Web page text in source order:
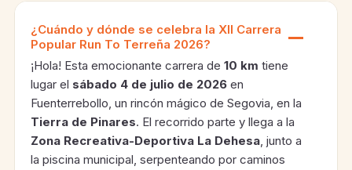
¿Cuándo y dónde se celebra la XII Carrera
Popular Run To Terreña 2026?
¡Hola! Esta emocionante carrera de 10 km tiene
lugar el sábado 4 de julio de 2026 en
Fuenterrebollo, un rincón mágico de Segovia, en la
Tierra de Pinares. El recorrido parte y llega a la
Zona Recreativa-Deportiva La Dehesa, junto a
la piscina municipal, serpenteando por caminos